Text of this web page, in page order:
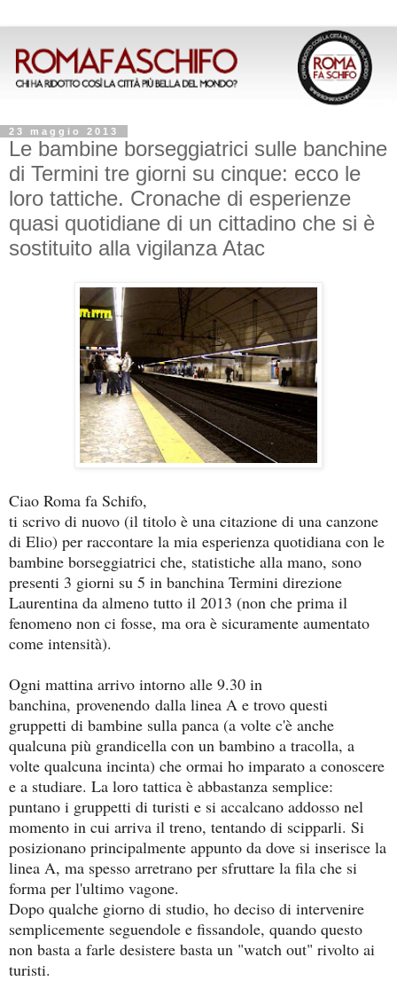
23 maggio 2013
Le bambine borseggiatrici sulle banchine
di Termini tre giorni su cinque: ecco le
loro tattiche. Cronache di esperienze
quasi quotidiane di un cittadino che si è
sostituito alla vigilanza Atac
Ciao Roma fa Schifo,
ti scrivo di nuovo (il titolo è una citazione di una canzone
di Elio) per raccontare la mia esperienza quotidiana con le
bambine borseggiatrici che, statistiche alla mano, sono
presenti 3 giorni su 5 in banchina Termini direzione
Laurentina da almeno tutto il 2013 (non che prima il
fenomeno non ci fosse, ma ora è sicuramente aumentato
come intensità).
Ogni mattina arrivo intorno alle 9.30 in
banchina, provenendo dalla linea A e trovo questi
gruppetti di bambine sulla panca (a volte c'è anche
qualcuna più grandicella con un bambino a tracolla, a
volte qualcuna incinta) che ormai ho imparato a conoscere
e a studiare. La loro tattica è abbastanza semplice:
puntano i gruppetti di turisti e si accalcano addosso nel
momento in cui arriva il treno, tentando di scipparli. Si
posizionano principalmente appunto da dove si inserisce la
linea A, ma spesso arretrano per sfruttare la fila che si
forma per l'ultimo vagone.
Dopo qualche giorno di studio, ho deciso di intervenire
semplicemente seguendole e fissandole, quando questo
non basta a farle desistere basta un "watch out" rivolto ai
turisti.